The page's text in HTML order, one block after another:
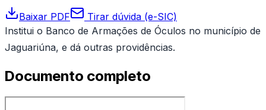
Baixar PDF
Tirar dúvida (e-SIC)
Institui o Banco de Armações de Óculos no município de
Jaguariúna, e dá outras providências.
Documento completo